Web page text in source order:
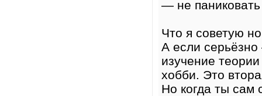
— не паниковать
Что я советую
А если серьёзно
изучение
хобби. Это
Но когда ты сам